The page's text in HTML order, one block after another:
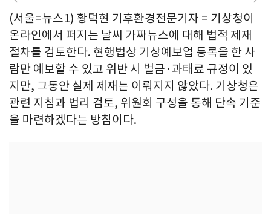
(서울=뉴스1) 황덕현 기후환경전문기자 = 기상청이
온라인에서 퍼지는 날씨 가짜뉴스에 대해 법적 제재
절차를 검토한다. 현행법상 기상예보업 등록을 한 사
람만 예보할 수 있고 위반 시 벌금·과태료 규정이 있
지만, 그동안 실제 제재는 이뤄지지 않았다. 기상청은
관련 지침과 법리 검토, 위원회 구성을 통해 단속 기준
을 마련하겠다는 방침이다.